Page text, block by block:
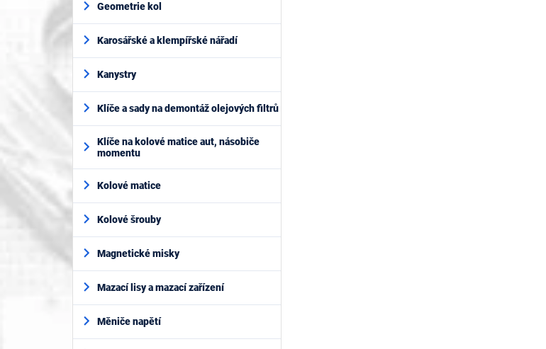
Geometrie kol
Karosářské a klempířské nářadí
Kanystry
Klíče a sady na demontáž olejových filtrů
Klíče na kolové matice aut, násobiče
momentu
Kolové matice
Kolové šrouby
Magnetické misky
Mazací lisy a mazací zařízení
Měniče napětí